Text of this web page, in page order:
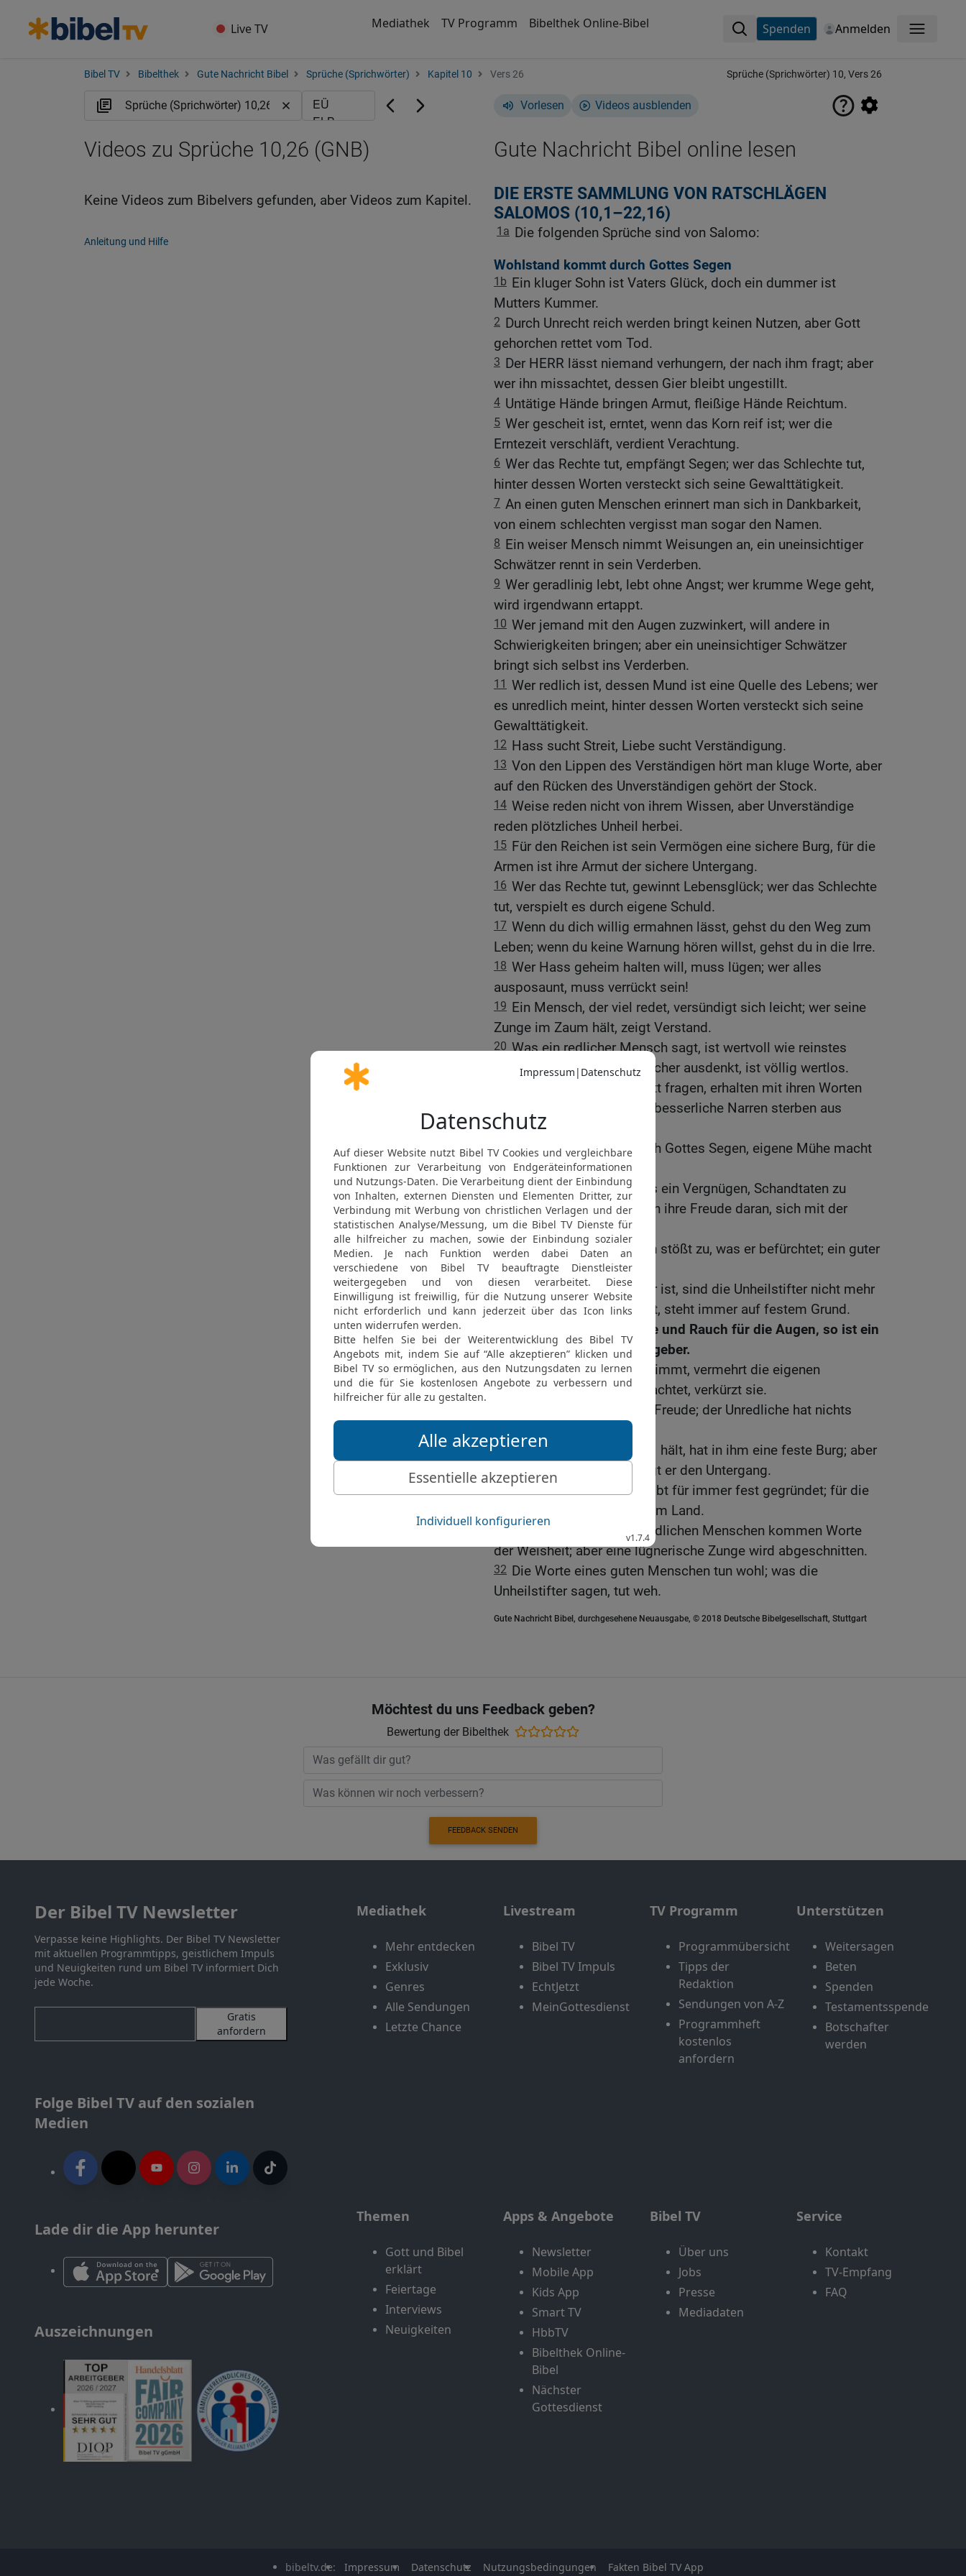
Live TV Mediathek TV Programm Bibelthek Online-Bibel Spenden Anmelden Menü
Bibel TV Bibelthek Gute Nachricht Bibel Sprüche (Sprichwörter) Kapitel 10 Vers 26 Sprüche (Sprichwörter) 10, Vers 26
Vorlesen Videos ausblenden
Gute Nachricht Bibel online lesen
DIE ERSTE SAMMLUNG VON RATSCHLÄGEN
SALOMOS (10,1–22,16)
1a Die folgenden Sprüche sind von Salomo:
Wohlstand kommt durch Gottes Segen
1b Ein kluger Sohn ist Vaters Glück, doch ein dummer ist
Mutters Kummer.
2 Durch Unrecht reich werden bringt keinen Nutzen, aber Gott
gehorchen rettet vom Tod.
3 Der HERR lässt niemand verhungern, der nach ihm fragt; aber
wer ihn missachtet, dessen Gier bleibt ungestillt.
4 Untätige Hände bringen Armut, fleißige Hände Reichtum.
5 Wer gescheit ist, erntet, wenn das Korn reif ist; wer die
Erntezeit verschläft, verdient Verachtung.
6 Wer das Rechte tut, empfängt Segen; wer das Schlechte tut,
hinter dessen Worten versteckt sich seine Gewalttätigkeit.
7 An einen guten Menschen erinnert man sich in Dankbarkeit,
von einem schlechten vergisst man sogar den Namen.
8 Ein weiser Mensch nimmt Weisungen an, ein uneinsichtiger
Schwätzer rennt in sein Verderben.
9 Wer geradlinig lebt, lebt ohne Angst; wer krumme Wege geht,
wird irgendwann ertappt.
10 Wer jemand mit den Augen zuzwinkert, will andere in
Schwierigkeiten bringen; aber ein uneinsichtiger Schwätzer
bringt sich selbst ins Verderben.
11 Wer redlich ist, dessen Mund ist eine Quelle des Lebens; wer
es unredlich meint, hinter dessen Worten versteckt sich seine
Gewalttätigkeit.
12 Hass sucht Streit, Liebe sucht Verständigung.
13 Von den Lippen des Verständigen hört man kluge Worte, aber
auf den Rücken des Unverständigen gehört der Stock.
14 Weise reden nicht von ihrem Wissen, aber Unverständige
reden plötzliches Unheil herbei.
15 Für den Reichen ist sein Vermögen eine sichere Burg, für die
Armen ist ihre Armut der sichere Untergang.
16 Wer das Rechte tut, gewinnt Lebensglück; wer das Schlechte
tut, verspielt es durch eigene Schuld.
17 Wenn du dich willig ermahnen lässt, gehst du den Weg zum
Leben; wenn du keine Warnung hören willst, gehst du in die Irre.
18 Wer Hass geheim halten will, muss lügen; wer alles
ausposaunt, muss verrückt sein!
19 Ein Mensch, der viel redet, versündigt sich leicht; wer seine
Zunge im Zaum hält, zeigt Verstand.
20 Was ein redlicher Mensch sagt, ist wertvoll wie reinstes
Silber; was sich ein unredlicher ausdenkt, ist völlig wertlos.
Menschen, die nach Gott fragen, erhalten mit ihren Worten
viele am Leben; aber unverbesserliche Narren sterben aus
Mangel an Verstand.
22 Wohlstand kommt durch Gottes Segen, eigene Mühe macht
ihn nicht größer.
23 Für Unverständige ist es ein Vergnügen, Schandtaten zu
verüben; Verständige haben ihre Freude daran, sich mit der
Weisheit zu befassen.
Einem bösen Menschen stößt zu, was er befürchtet; ein guter
bekommt, was er wünscht.
25 Wenn der Sturm vorüber ist, sind die Unheilstifter nicht mehr
da; aber wer das Rechte tut, steht immer auf festem Grund.
Wie Essig für die Zähne und Rauch für die Augen, so ist ein
Faulpelz für seinen Arbeitgeber.
27 Wer den HERRN ernst nimmt, vermehrt die eigenen
Lebensjahre; wer ihn missachtet, verkürzt sie.
Den Redlichen erwartet Freude; der Unredliche hat nichts
Gutes zu erwarten.
29 Wer sich an den HERRN hält, hat in ihm eine feste Burg; aber
allen, die Unrecht tun, bringt er den Untergang.
Der Rechtschaffene bleibt für immer fest gegründet; für die
Unheilstifter ist kein Platz im Land.
31 Aus dem Mund eines redlichen Menschen kommen Worte
der Weisheit; aber eine lügnerische Zunge wird abgeschnitten.
32 Die Worte eines guten Menschen tun wohl; was die
Unheilstifter sagen, tut weh.
Gute Nachricht Bibel, durchgesehene Neuausgabe, © 2018 Deutsche Bibelgesellschaft, Stuttgart
Videos zu Sprüche 10,26 (GNB)
Keine Videos zum Bibelvers gefunden, aber Videos zum Kapitel.
Anleitung und Hilfe
Möchtest du uns Feedback geben?
Bewertung der Bibelthek
FEEDBACK SENDEN
Der Bibel TV Newsletter
Verpasse keine Highlights. Der Bibel TV Newsletter
mit aktuellen Programmtipps, geistlichem Impuls
und Neuigkeiten rund um Bibel TV informiert Dich
jede Woche.
Gratis
anfordern
Folge Bibel TV auf den sozialen
Medien
Lade dir die App herunter
Auszeichnungen
Mediathek
Mehr entdecken
Exklusiv
Genres
Alle Sendungen
Letzte Chance
Livestream
Bibel TV
Bibel TV Impuls
EchtJetzt
MeinGottesdienst
TV Programm
Programmübersicht
Tipps der
Redaktion
Sendungen von A-Z
Programmheft
kostenlos
anfordern
Unterstützen
Weitersagen
Beten
Spenden
Testamentsspende
Botschafter
werden
Themen
Gott und Bibel
erklärt
Feiertage
Interviews
Neuigkeiten
Apps & Angebote
Newsletter
Mobile App
Kids App
Smart TV
HbbTV
Bibelthek Online-
Bibel
Nächster
Gottesdienst
Bibel TV
Über uns
Jobs
Presse
Mediadaten
Service
Kontakt
TV-Empfang
FAQ
bibeltv.de: Impressum Datenschutz Nutzungsbedingungen Fakten Bibel TV App